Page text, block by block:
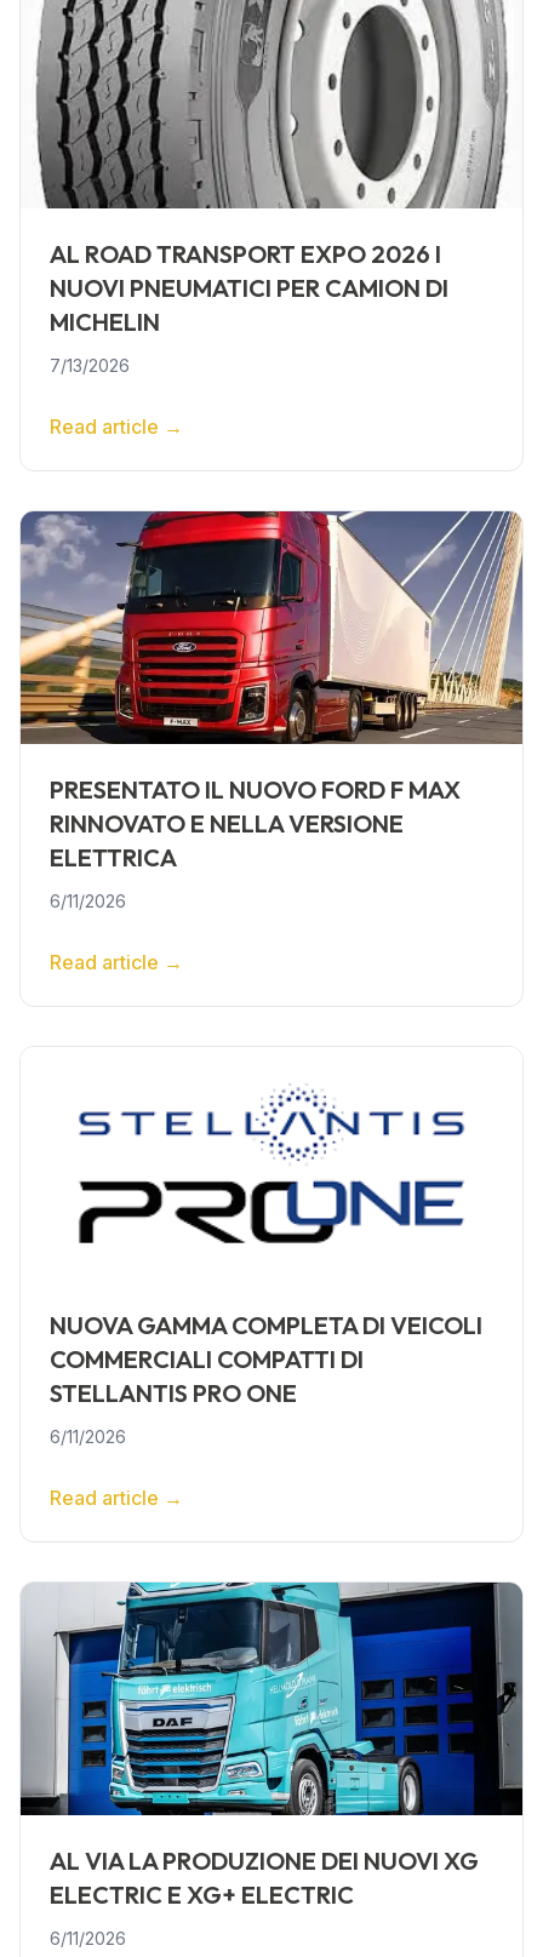
AL ROAD TRANSPORT EXPO 2026 I
NUOVI PNEUMATICI PER CAMION DI
MICHELIN
7/13/2026
Read article →
PRESENTATO IL NUOVO FORD F MAX
RINNOVATO E NELLA VERSIONE
ELETTRICA
6/11/2026
Read article →
NUOVA GAMMA COMPLETA DI VEICOLI
COMMERCIALI COMPATTI DI
STELLANTIS PRO ONE
6/11/2026
Read article →
AL VIA LA PRODUZIONE DEI NUOVI XG
ELECTRIC E XG+ ELECTRIC
6/11/2026